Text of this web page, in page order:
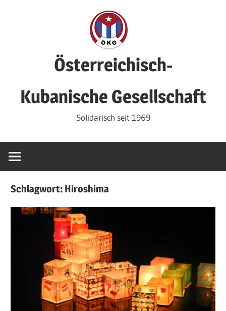
Österreichisch-
Kubanische Gesellschaft
Solidarisch seit 1969
Schlagwort: Hiroshima